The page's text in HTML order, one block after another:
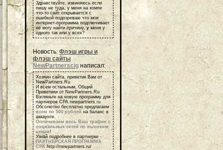
Здравствуйте, извиняюсь если
пишу не туда, у меня на компе
что-то сайт открывается с
ошибкой подозреваю что моя
интернет-программа подглючивает
не могу найти причину, у меня у
одного так или у всех?
Новость: Флэш игры и
флэш сайты
NewPartnerscig написал:
Хозяин сайта, приветик Вам от
NewPartners.Ru
И всем остальным, Общий
Приветики от NewPartners.Ru
Взгляньте на новую программу для
партнеров СРА newpartners.ru
Обсолютно бесплатно предлагаем
всем по 500 рублей на баланс в
аккаунте.
Оплачиваем весь Ваш трафик с
социальных сетей по высоким
ценам!
Узнай подробнее в партнерке -
ПАРТНЕРСКАЯ ПРОГРАММА
СРА http://newpartners.ru/